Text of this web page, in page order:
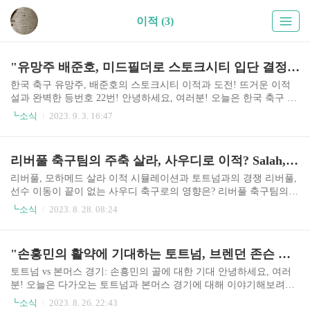
이적 (3)
"유망주 배준호, 미드필더로 스토크시티 입단 결정! U-20 월드컵 맹활약으로 유럽 구단들의 관심 사로잡아" Promising star Bae Joon-ho has decided to join Stoke City as a midfielder! "With the strong performance of the U..
한국 축구 유망주, 배준호의 스토크시티 이적과 도전! 뜨거운 이적
설과 완벽한 등번호 22번! 안녕하세요, 여러분! 오늘은 한국 축구 유
망주인 배준호의 소식을 전해드리려고 합니다. 최근에 영국의 스토
배준호의 이적 협상과 관련하여 황재환을 대체로 발탁하였습니다.
이에 대한 팬들의 의견도 갈렸지만, 배준호는 여전히 많은 사랑과 기
대를 받고 있습니다. 그동안 대전 하나시티즌에서 뛰던 배준호는 10
경기에서 1골을 득점하며, 16경기 출전으로 2골을 기록 중입니다. 특
히 세계적인 명장 시메오네 감독의 칭찬을 받을 정도로 배준..
┗소식 2023. 9. 3. 16:47
리버풀 축구팀의 주축 살라, 사우디로 이적? Salah, the mainstay of Liverpool's football team, moved to Saudi Arabia?
리버풀, 모하메드 살라 이적 시뮬레이션과 토트넘과의 경쟁 리버풀,
선수 이동이 끝이 없는 사우디 축구로의 영향은? 리버풀 축구팀의
주요 선수 모하메드 살라가 사우디로의 이적을 희망하고 있다는 소
동한다면 리버풀은 큰 경쟁력 저하를 겪을 수 있습니다. 사우디는 유
럽 축구 생태계를 교란하기 위해 노력하고 있는데, 이는 사우디 국부
펀드가 4개의 구단을 소유하고 있기 때문입니다. 이로 인해 리버풀
은 경쟁력을 잃을 우려가 있는 것입니다. 토트넘, 리버풀과 경쟁하여
┗소식 2023. 8. 28. 08:24
"손흥민의 활약에 기대하는 토트넘, 브렌던 존슨 영입으로 공격력 결속?" "Tottenham, who expect Son Heung-min's performance, solidifies their offense by recruiting Brendan Johnson?"
토트넘 vs 본머스 경기: 손흥민의 골에 대한 기대 안녕하세요, 여러
분! 오늘은 다가오는 토트넘과 본머스 경기에 대해 이야기해보려고
합니다. 경기 시작부터 토트넘이 앞서가며 기대감을 불러일으키고
┗소식 2023. 8. 26. 22:43